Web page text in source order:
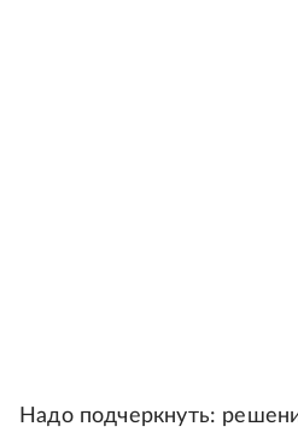
Надо подчеркнуть: